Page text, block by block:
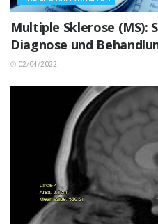
Multiple Sklerose (MS):
Diagnose und
02/04/2022